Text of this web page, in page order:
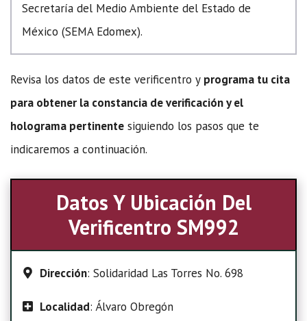
Secretaría del Medio Ambiente del Estado de
México (SEMA Edomex).
Revisa los datos de este verificentro y programa tu cita
para obtener la constancia de verificación y el
holograma pertinente siguiendo los pasos que te
indicaremos a continuación.
Datos Y Ubicación Del
Verificentro SM992
Dirección: Solidaridad Las Torres No. 698
Localidad: Álvaro Obregón